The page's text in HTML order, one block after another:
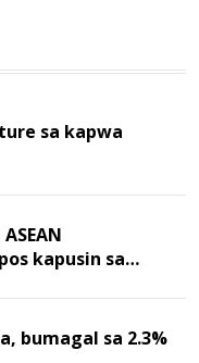
sa kapwa
kapusin sa
bumagal sa 2.3%